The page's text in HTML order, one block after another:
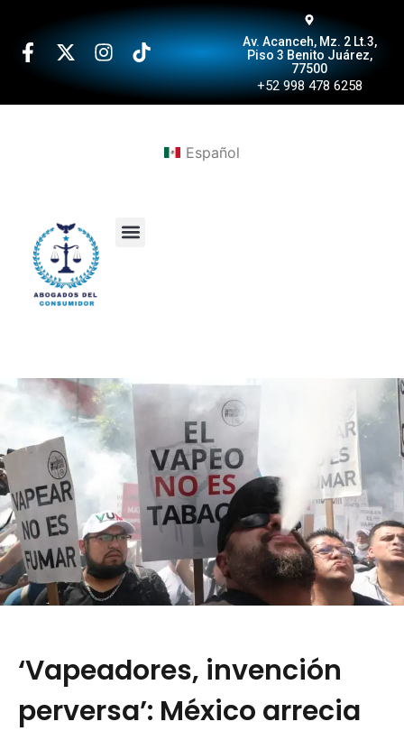
Av. Acanceh, Mz. 2 Lt.3,
Piso 3 Benito Juárez,
77500
+52 998 478 6258
Español
‘Vapeadores, invención
perversa’: México arrecia